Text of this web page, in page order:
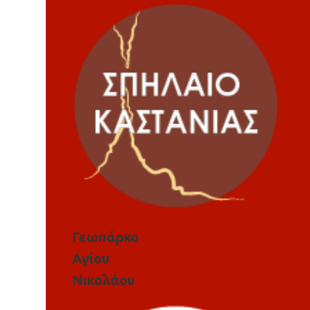
Γεωπάρκο
Αγίου
Νικολάου